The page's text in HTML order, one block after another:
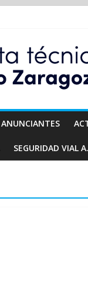
ANUNCIANTES
SEGURIDAD VIAL